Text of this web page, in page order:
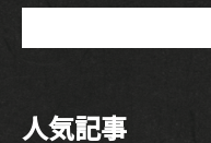
人気記事